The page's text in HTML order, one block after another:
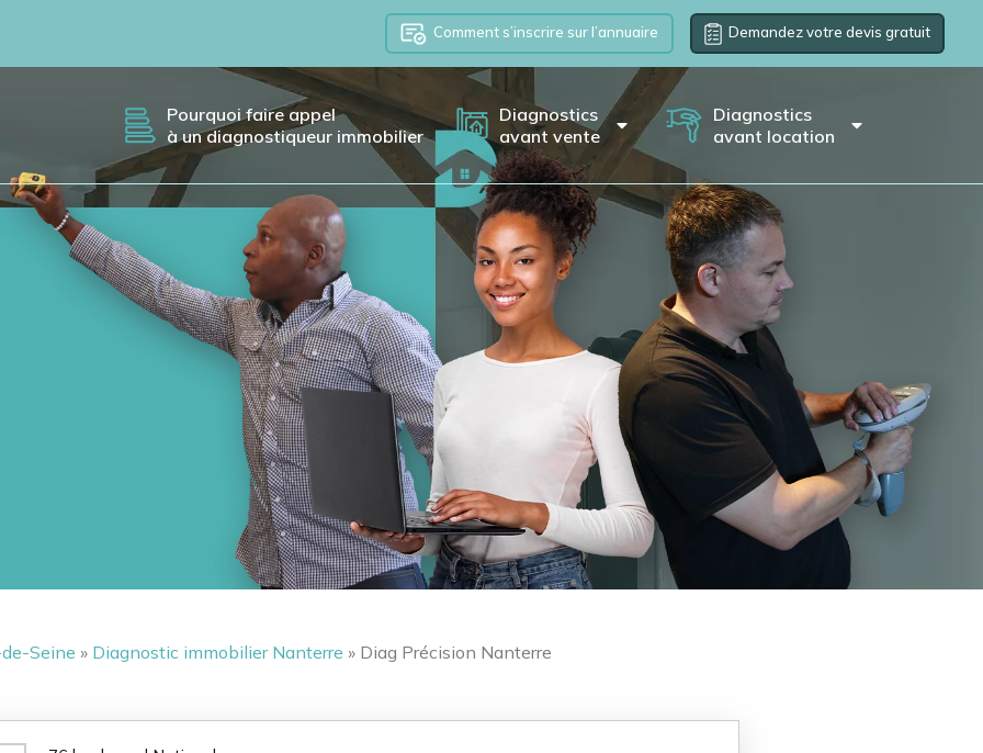
Comment s’inscrire sur l’annuaire Demandez votre devis gratuit
Pourquoi faire appel
à un diagnostiqueur immobilier
Diagnostics
avant vente
Diagnostics
avant location
Seine » Diagnostic immobilier Nanterre » Diag Précision Nanterre